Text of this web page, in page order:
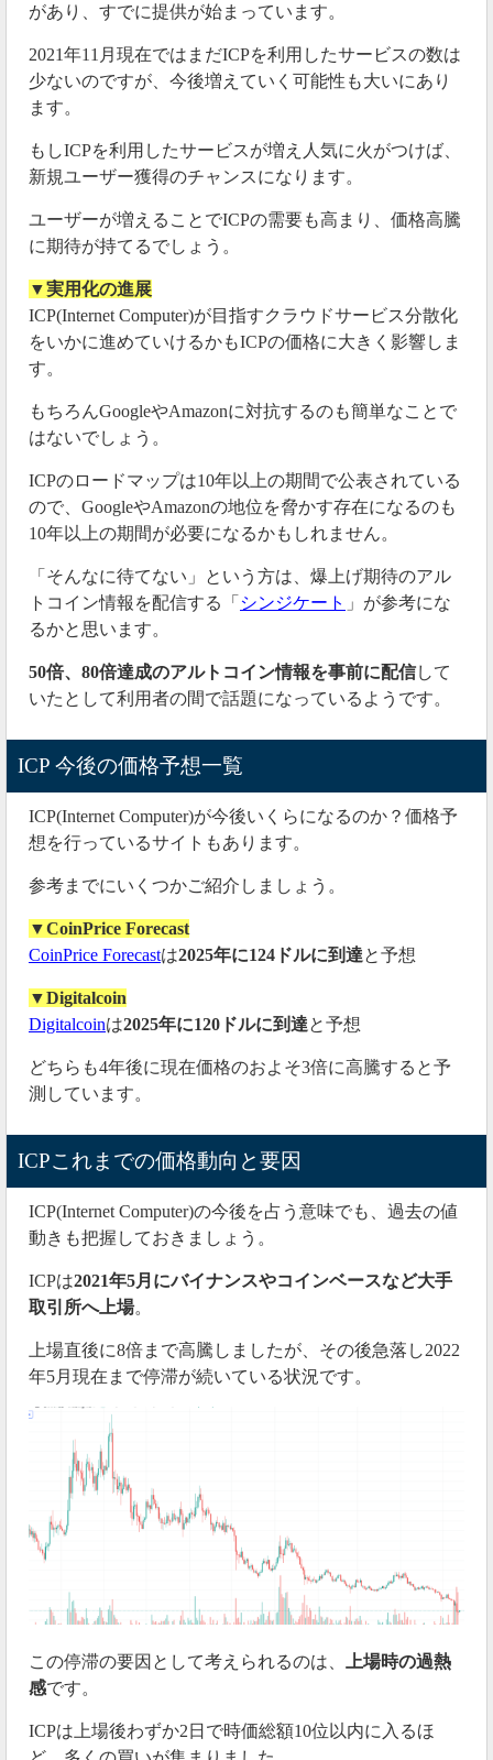
があり、すでに提供が始まっています。
2021年11月現在ではまだICPを利用したサービスの数は
少ないのですが、今後増えていく可能性も大いにあり
ます。
もしICPを利用したサービスが増え人気に火がつけば、
新規ユーザー獲得のチャンスになります。
ユーザーが増えることでICPの需要も高まり、価格高騰
に期待が持てるでしょう。
▼実用化の進展
ICP(Internet Computer)が目指すクラウドサービス分散化
をいかに進めていけるかもICPの価格に大きく影響しま
す。
もちろんGoogleやAmazonに対抗するのも簡単なことで
はないでしょう。
ICPのロードマップは10年以上の期間で公表されている
ので、GoogleやAmazonの地位を脅かす存在になるのも
10年以上の期間が必要になるかもしれません。
「そんなに待てない」という方は、爆上げ期待のアル
トコイン情報を配信する「 シンジケート 」が参考にな
るかと思います。
50倍、80倍達成のアルトコイン情報を事前に配信して
いたとして利用者の間で話題になっているようです。
ICP 今後の価格予想一覧
ICP(Internet Computer)が今後いくらになるのか？価格予
想を行っているサイトもあります。
参考までにいくつかご紹介しましょう。
▼CoinPrice Forecast
CoinPrice Forecastは2025年に124ドルに到達と予想
▼Digitalcoin
Digitalcoinは2025年に120ドルに到達と予想
どちらも4年後に現在価格のおよそ3倍に高騰すると予
測しています。
ICPこれまでの価格動向と要因
ICP(Internet Computer)の今後を占う意味でも、過去の値
動きも把握しておきましょう。
ICPは2021年5月にバイナンスやコインベースなど大手
取引所へ上場。
上場直後に8倍まで高騰しましたが、その後急落し2022
年5月現在まで停滞が続いている状況です。
この停滞の要因として考えられるのは、
上場時の過熱
感です。
ICPは上場後わずか2日で時価総額10位以内に入るほ